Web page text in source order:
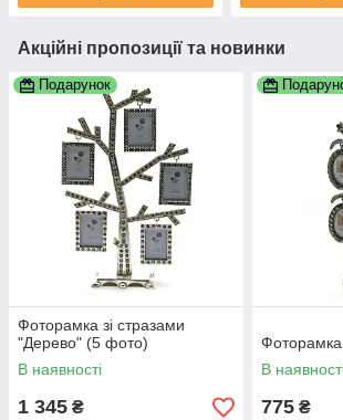
Акційні пропозиції та новинки
Подарунок
Фоторамка зі стразами
"Дерево" (5 фото)
В наявності
1 345 ₴
Фоторамка
В
775 ₴